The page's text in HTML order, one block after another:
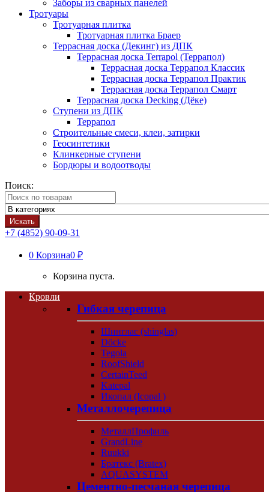
Заборы из сварных панелей
Тротуары
Тротуарная плитка
Тротуарная плитка Браер
Террасная доска (Декинг) из ДПК
Террасная доска Terrapol (Террапол)
Террасная доска Террапол Классик
Террасная доска Террапол Практик
Террасная доска Террапол Смарт
Террасная доска Decking (Дёке)
Ступени из ДПК
Террапол
Строительные смеси, клеи, затирки
Геосинтетики
Клинкерные ступени
Бордюры и водоотводы
Поиск:
Искать
+7 (4852) 90-09-31
0 Корзина0 ₽
Корзина пуста.
Кровли
Гибкая черепица
Шинглас (shinglas)
Döcke
Tegola
RoofShield
CertainTeed
Katepal
Икопал (Icopal )
Металлочерепица
МеталлПрофиль
GrandLine
Ruukki
Братекс (Bratex)
AQUASYSTEM
Цементно-песчаная черепица